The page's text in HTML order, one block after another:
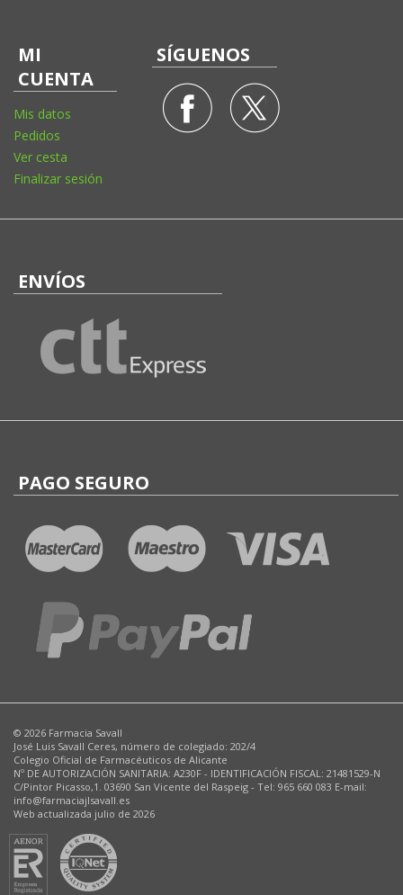
MI
CUENTA
Mis datos
Pedidos
Ver cesta
Finalizar sesión
SÍGUENOS
ENVÍOS
PAGO SEGURO
© 2026 Farmacia Savall
José Luis Savall Ceres, número de colegiado: 202/4
Colegio Oficial de Farmacéuticos de Alicante
Nº DE AUTORIZACIÓN SANITARIA: A230F - IDENTIFICACIÓN FISCAL: 21481529-N
C/Pintor Picasso,1. 03690 San Vicente del Raspeig - Tel: 965 660 083 E-mail:
info@farmaciajlsavall.es
Web actualizada julio de 2026